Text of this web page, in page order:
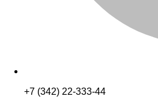
+7 (342) 22-333-44